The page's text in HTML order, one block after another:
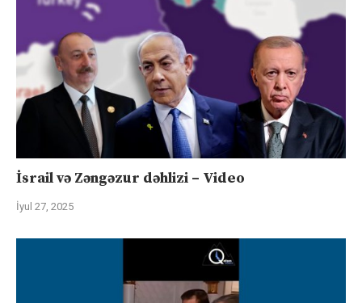
İsrail və Zəngəzur dəhlizi – Video
İyul 27, 2025